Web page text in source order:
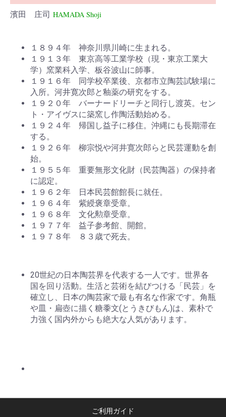
濱田 庄司 HAMADA Shoji
１８９４年 神奈川県川崎に生まれる。
１９１３年 東京高等工業学校（現・東京工業大
学）窯業科入学、板谷波山に師事。
１９１６年 同学校卒業後、京都市立陶芸試験場に
入所。河井寛次郎と釉薬の研究をする。
１９２０年 バーナードリーチと同行し渡英。セン
ト・アイヴスに築窯し作陶活動始める。
１９２４年 帰国し益子に移住。沖縄にも長期滞在
する。
１９２６年 柳宗悦や河井寛次郎らと民芸運動を創
始。
１９５５年 重要無形文化財（民芸陶器）の保持者
に認定。
１９６２年 日本民芸館館長に就任。
１９６４年 紫綬褒章受章。
１９６８年 文化勲章受章。
１９７７年 益子参考館、開館。
１９７８年 ８３歳で死去。
20世紀の日本陶芸界を代表する一人です。世界各
国を回り活動。生活と芸術を結びつける「民芸」を
確立し、日本の陶芸家で最も有名な作家です。角瓶
や皿・扁壺に描く糖黍文(とうきびもん)は、素朴で
力強く国内外からも絶大な人気があります。
ご利用ガイド